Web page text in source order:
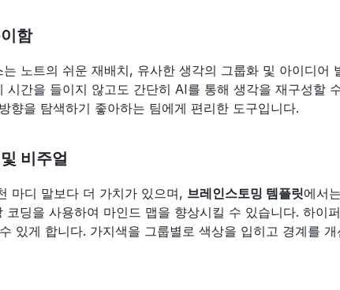
함
는 노트의 쉬운 재배치, 유사한 생각의 그룹화 및 아이디
시간을 들이지 않고도 간단히 AI를 통해 생각을 재구성할
향을 탐색하기 좋아하는 팀에게 편리한 도구입니다.
비주얼
마디 말보다 더 가치가 있으며, 브레인스토밍 템플릿에서
코딩을 사용하여 마인드 맵을 향상시킬 수 있습니다. 하이
있게 합니다. 가지색을 그룹별로 색상을 입히고 경계를